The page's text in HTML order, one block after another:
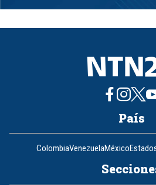
1
8
País
ColombiaVenezuelaMéxico